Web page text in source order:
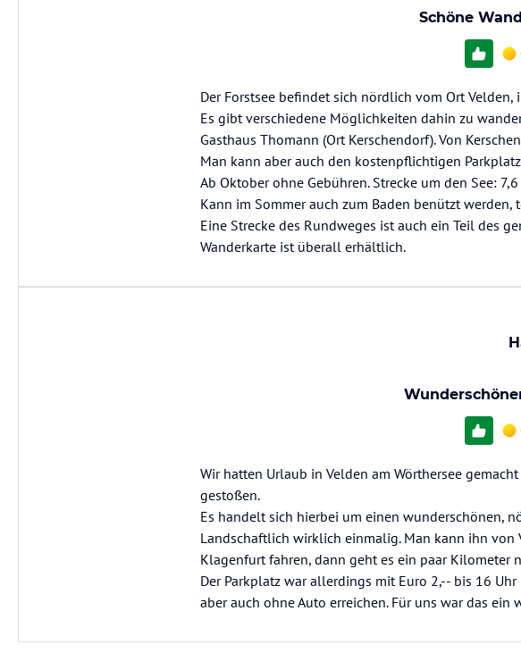
Schöne
Der Forstsee befindet sich nördlich vom Ort Velden,
Es gibt verschiedene Möglichkeiten dahin zu
Gasthaus Thomann (Ort Kerschendorf). Von
Man kann aber auch den kostenpflichtigen
Ab Oktober ohne Gebühren. Strecke um den See:
Kann im Sommer auch zum Baden benützt werden,
Eine Strecke des Rundweges ist auch ein Teil des
Wanderkarte ist überall erhältlich.
Wir hatten Urlaub in Velden am Wörthersee
gestoßen.
Es handelt sich hierbei um einen wunderschönen,
Landschaftlich wirklich einmalig. Man kann ihn von
Klagenfurt fahren, dann geht es ein paar Kilometer
Der Parkplatz war allerdings mit Euro 2,-- bis 16
aber auch ohne Auto erreichen. Für uns war das